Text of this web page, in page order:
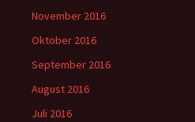
November 2016
Oktober 2016
September 2016
August 2016
Juli 2016